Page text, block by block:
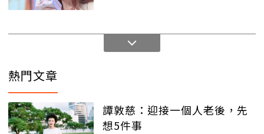
熱門文章
譚敦慈：迎接一個人老後，先
想5件事